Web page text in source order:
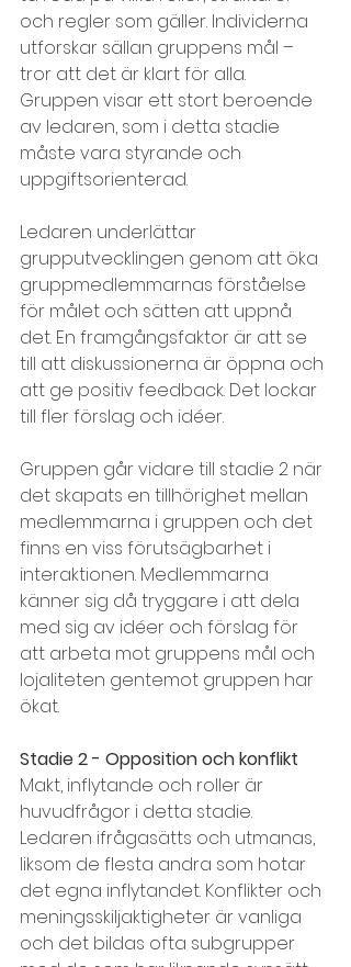
och regler som gäller. Individerna
utforskar sällan gruppens mål –
tror att det är klart för alla.
Gruppen visar ett stort beroende
av ledaren, som i detta stadie
måste vara styrande och
uppgiftsorienterad.
Ledaren underlättar
grupputvecklingen genom att öka
gruppmedlemmarnas förståelse
för målet och sätten att uppnå
det. En framgångsfaktor är att se
till att diskussionerna är öppna och
att ge positiv feedback. Det lockar
till fler förslag och idéer.
Gruppen går vidare till stadie 2 när
det skapats en tillhörighet mellan
medlemmarna i gruppen och det
finns en viss förutsägbarhet i
interaktionen. Medlemmarna
känner sig då tryggare i att dela
med sig av idéer och förslag för
att arbeta mot gruppens mål och
lojaliteten gentemot gruppen har
ökat.
Stadie 2 - Opposition och konflikt
Makt, inflytande och roller är
huvudfrågor i detta stadie.
Ledaren ifrågasätts och utmanas,
liksom de flesta andra som hotar
det egna inflytandet. Konflikter och
meningsskiljaktigheter är vanliga
och det bildas ofta subgrupper